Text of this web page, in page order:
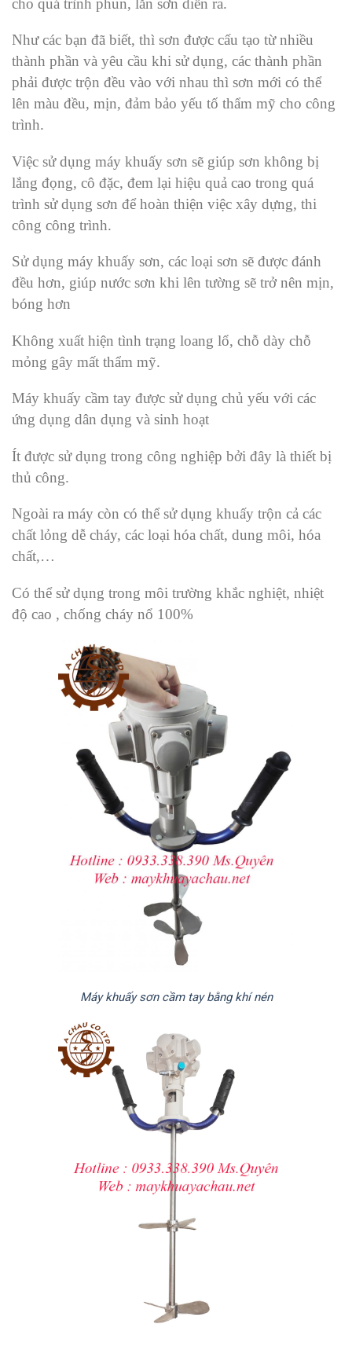
Như các bạn đã biết, thì sơn được cấu tạo từ nhiều
thành phần và yêu cầu khi sử dụng, các thành phần
phải được trộn đều vào với nhau thì sơn mới có thể
lên màu đều, mịn, đảm bảo yếu tố thẩm mỹ cho công
trình.
Việc sử dụng máy khuấy sơn sẽ giúp sơn không bị
lắng đọng, cô đặc, đem lại hiệu quả cao trong quá
trình sử dụng sơn để hoàn thiện việc xây dựng, thi
công công trình.
Sử dụng máy khuấy sơn, các loại sơn sẽ được đánh
đều hơn, giúp nước sơn khi lên tường sẽ trở nên mịn,
bóng hơn
Không xuất hiện tình trạng loang lổ, chỗ dày chỗ
mỏng gây mất thẩm mỹ.
Máy khuấy cầm tay được sử dụng chủ yếu với các
ứng dụng dân dụng và sinh hoạt
Ít được sử dụng trong công nghiệp bởi đây là thiết bị
thủ công.
Ngoài ra máy còn có thể sử dụng khuấy trộn cả các
chất lỏng dễ cháy, các loại hóa chất, dung môi, hóa
chất,…
Có thể sử dụng trong môi trường khắc nghiệt, nhiệt
độ cao , chống cháy nổ 100%
Máy khuấy sơn cầm tay bằng khí nén